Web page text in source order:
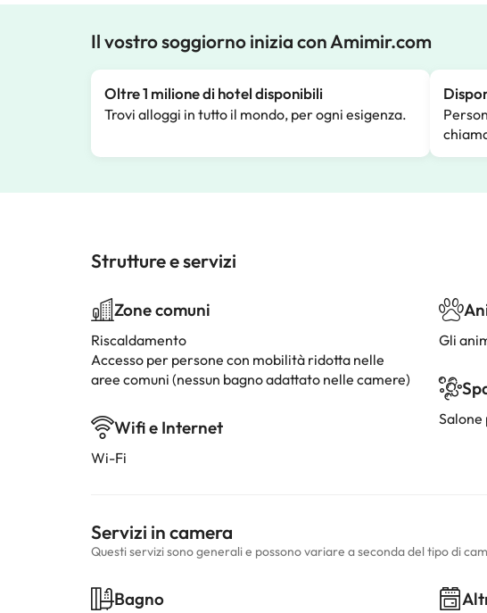
Il vostro soggiorno inizia con Amimir.com
Oltre 1 milione di hotel disponibili
Trovi alloggi in tutto il mondo, per ogni esigenza.
Strutture e servizi
Zone comuni
Riscaldamento
Accesso per persone con mobilità ridotta nelle
aree comuni (nessun bagno adattato nelle camere)
Wifi e Internet
Wi-Fi
Gli
Salone
Servizi in camera
Questi servizi sono generali e possono variare a seconda del tipo di
Bagno